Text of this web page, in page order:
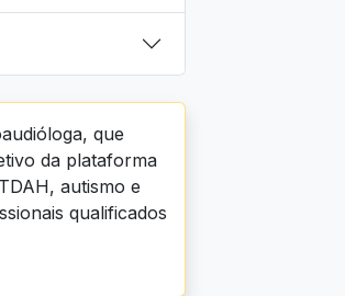
que
da plataforma
autismo e
qualificados